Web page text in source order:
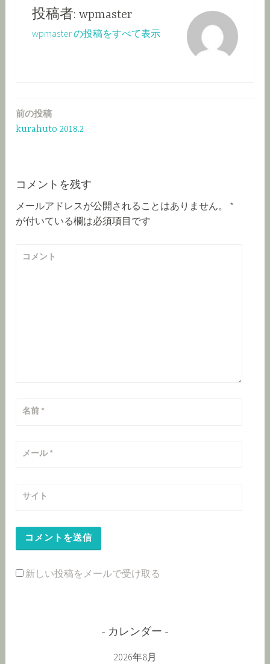
投稿者: wpmaster
wpmaster の投稿をすべて表示
投
ビ
ゲ
ー
前の投稿
kurahuto 2018.2
コメントを残す
メールアドレスが公開されることはありません。
*
が付いている欄は必須項目です
コメント
名前 *
メール*
サイト
新しい投稿をメールで受け取る
カレンダー
2026年8月